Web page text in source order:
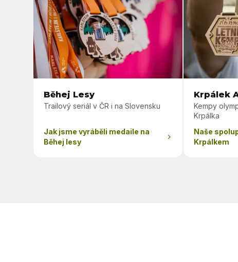
Běhej Lesy
Trailový seriál v ČR i na Slovensku
Jak jsme vyráběli medaile na
Běhej lesy
Krpálek
Kempy
Krpálka
Naše
Krpálkem